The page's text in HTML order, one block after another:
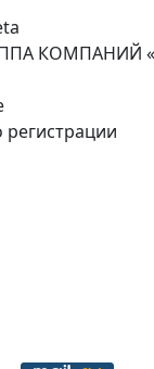
КОМПАНИЙ
регистрации